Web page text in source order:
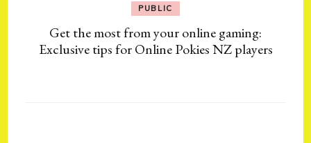
PUBLIC
Get the most from your online gaming:
Exclusive tips for Online Pokies NZ players